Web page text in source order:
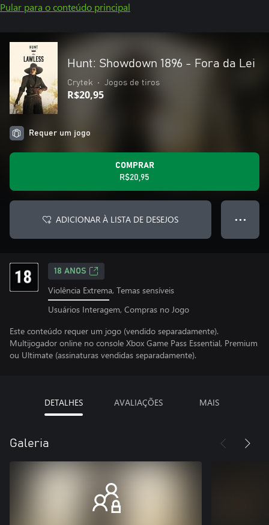
Pular para o conteúdo principal
Hunt: Showdown 1896 - Fora da Lei
Crytek • Jogos de tiros
R$20,95
Requer um jogo
COMPRAR
R$20,95
ADICIONAR À LISTA DE DESEJOS ● ● ●
18 ANOS
Violência Extrema, Temas sensíveis
Usuários Interagem, Compras no Jogo
Este conteúdo requer um jogo (vendido separadamente).
Multijogador online no console Xbox Game Pass Essential, Premium
ou Ultimate (assinaturas vendidas separadamente).
DETALHES AVALIAÇÕES MAIS
Galeria